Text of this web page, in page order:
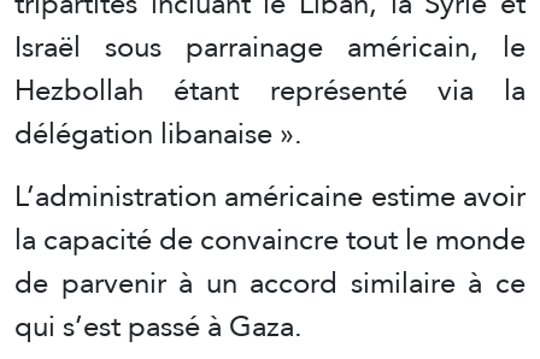
Israël sous parrainage américain, le
Hezbollah étant représenté via la
délégation libanaise ».
L’administration américaine estime avoir
la capacité de convaincre tout le monde
de parvenir à un accord similaire à ce
qui s’est passé à Gaza.